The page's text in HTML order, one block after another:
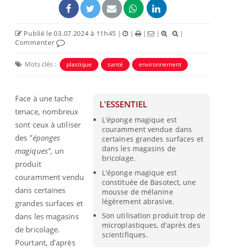
Publié le 03.07.2024 à 11h45 | | | |
|
Commenter
Mots clés : plastique santé environnement
L'ESSENTIEL
L'éponge magique est
couramment vendue dans
certaines grandes surfaces et
dans les magasins de
bricolage.
L'éponge magique est
constituée de Basotect, une
mousse de mélanine
légèrement abrasive.
Son utilisation produit trop de
microplastiques, d'après des
scientifiques.
Face à une tache
tenace, nombreux
sont ceux à utiliser
des "éponges
magiques", un
produit
couramment vendu
dans certaines
grandes surfaces et
dans les magasins
de bricolage.
Pourtant, d’après